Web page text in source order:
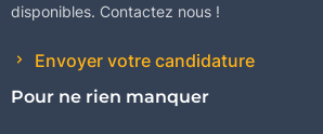
disponibles. Contactez nous !
Envoyer votre candidature
Pour ne rien manquer